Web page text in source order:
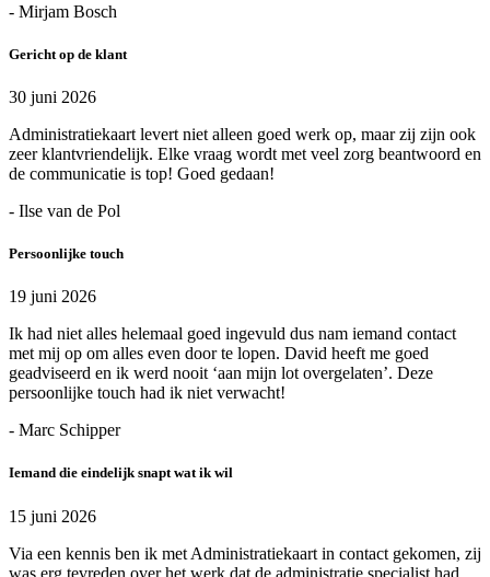
- Mirjam Bosch
Gericht op de klant
30 juni 2026
Administratiekaart levert niet alleen goed werk op, maar zij zijn ook
zeer klantvriendelijk. Elke vraag wordt met veel zorg beantwoord en
de communicatie is top! Goed gedaan!
- Ilse van de Pol
Persoonlijke touch
19 juni 2026
Ik had niet alles helemaal goed ingevuld dus nam iemand contact
met mij op om alles even door te lopen. David heeft me goed
geadviseerd en ik werd nooit ‘aan mijn lot overgelaten’. Deze
persoonlijke touch had ik niet verwacht!
- Marc Schipper
Iemand die eindelijk snapt wat ik wil
15 juni 2026
Via een kennis ben ik met Administratiekaart in contact gekomen, zij
was erg tevreden over het werk dat de administratie specialist had